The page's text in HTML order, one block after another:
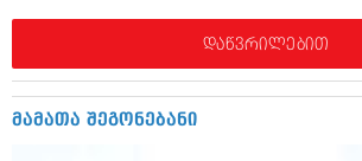
იანვარი 2014 (297)
ნოემბერი 2013 (279)
ოქტომბერი 2013 (256)
დაწვრილებით
მამათა შეგონებანი